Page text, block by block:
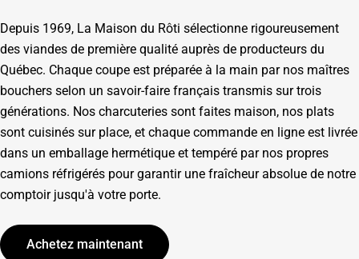
Depuis 1969, La Maison du Rôti sélectionne rigoureusement
des viandes de première qualité auprès de producteurs du
Québec. Chaque coupe est préparée à la main par nos maîtres
bouchers selon un savoir-faire français transmis sur trois
générations. Nos charcuteries sont faites maison, nos plats
sont cuisinés sur place, et chaque commande en ligne est livrée
dans un emballage hermétique et tempéré par nos propres
camions réfrigérés pour garantir une fraîcheur absolue de notre
comptoir jusqu'à votre porte.
Achetez maintenant